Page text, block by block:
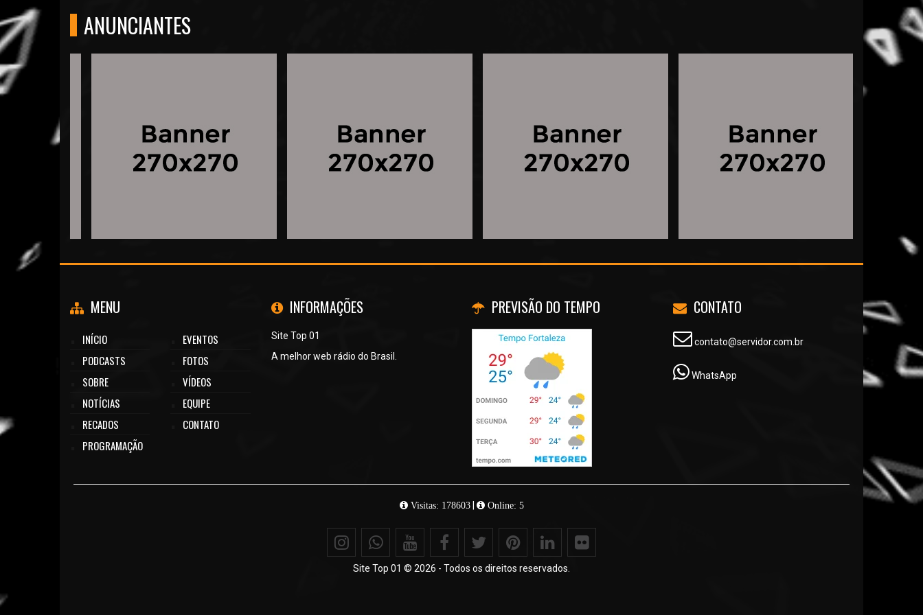
ANUNCIANTES
MENU
INÍCIO
PODCASTS
SOBRE
NOTÍCIAS
RECADOS
PROGRAMAÇÃO
EVENTOS
FOTOS
VÍDEOS
EQUIPE
CONTATO
INFORMAÇÕES
Site Top 01
A melhor web rádio do Brasil.
PREVISÃO DO TEMPO CONTATO
contato@servidor.com.br
WhatsApp
Visitas: 178603| Online: 5
Site Top 01 © 2026 - Todos os direitos reservados.